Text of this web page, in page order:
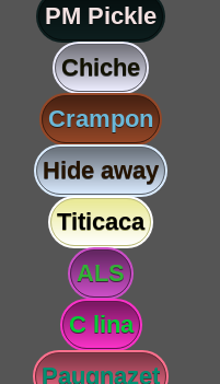
PM Pickle
Chiche
Crampon
Hide away
Titicaca
ALS
C lina
Paugnazet